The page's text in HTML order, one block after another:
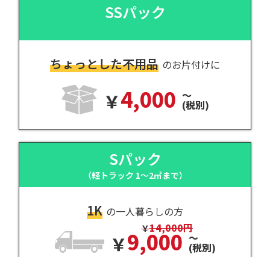
SSパック
ちょっとした不用品 のお片付けに
4,000 ～
(税別)
Sパック
（軽トラック 1～2㎥まで）
1K の一人暮らしの方
9,000 ～
(税別)
14,000円